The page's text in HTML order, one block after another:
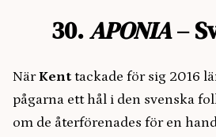
30.APONIA–
NärKenttackade för sig 2016
pågarna ett hål i den svenska
om de återförenades för en